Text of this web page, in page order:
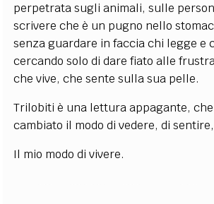
perpetrata sugli animali, sulle
scrivere che è un pugno nello
senza guardare in faccia chi legge e
cercando solo di dare fiato alle
che vive, che sente sulla sua pelle.
Trilobiti è una lettura appagante,
cambiato il modo di vedere, di
Il mio modo di vivere.